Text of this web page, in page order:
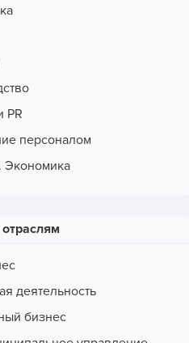
PR
персоналом
деятельность
бизнес